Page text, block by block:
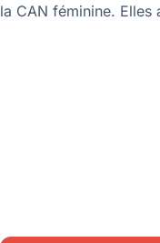
la CAN féminine. Elles